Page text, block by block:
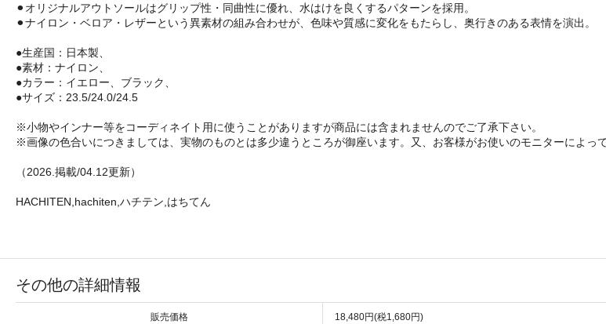
⚫︎オリジナルアウトソールはグリップ性・同曲性に優れ、水はけを良くするパターンを採用。
⚫︎ナイロン・ベロア・レザーという異素材の組み合わせが、色味や質感に変化をもたらし、奥行きのある表情を演出。
●生産国：日本製、
●素材：ナイロン、
●カラー：イエロー、ブラック、
●サイズ：23.5/24.0/24.5
※小物やインナー等をコーディネイト用に使うことがありますが商品には含まれませんのでご了承下さい。
※画像の色合いにつきましては、実物のものとは多少違うところが御座います。又、お客様がお使いのモニターによっ
（2026.掲載/04.12更新）
HACHITEN,hachiten,ハチテン,はちてん
その他の詳細情報
販売価格 18,480円(税1,680円)